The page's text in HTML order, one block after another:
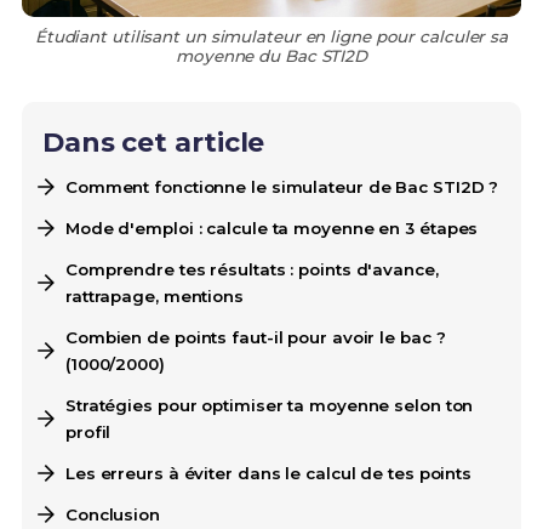
Étudiant utilisant un simulateur en ligne pour calculer sa
moyenne du Bac STI2D
Dans cet article
Comment fonctionne le simulateur de Bac STI2D ?
Mode d'emploi : calcule ta moyenne en 3 étapes
Comprendre tes résultats : points d'avance,
rattrapage, mentions
Combien de points faut-il pour avoir le bac ?
(1000/2000)
Stratégies pour optimiser ta moyenne selon ton
profil
Les erreurs à éviter dans le calcul de tes points
Conclusion